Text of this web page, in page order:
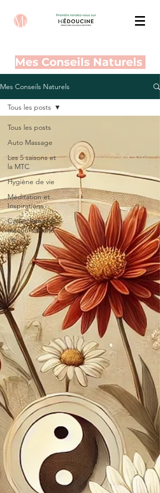
Mes Conseils Naturels
Mes Conseils Naturels
Tous les posts
Auto Massage
Les 5 saisons et
la MTC
Hygiène de vie
Méditation et
Inspirations
Cycles féminins
au cours d'une
vie
Tous les posts